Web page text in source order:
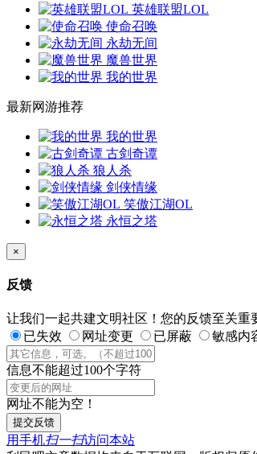
英雄联盟LOL
使命召唤
永劫无间
魔兽世界
我的世界
最新网游推荐
我的世界
古剑奇谭
狼人杀
剑侠情缘
笑傲江湖OL
永恒之塔
×
反馈
让我们一起共建文明社区！您的反馈至关重
已失效
网址变更 已屏蔽 敏感内
信息不能超过100个字符
网址不能为空！
提交反馈
用手机扫一扫访问本站